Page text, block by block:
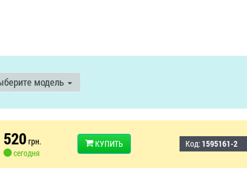
модель
520грн.
сегодня
КУПИТЬ Код: 1595161-2